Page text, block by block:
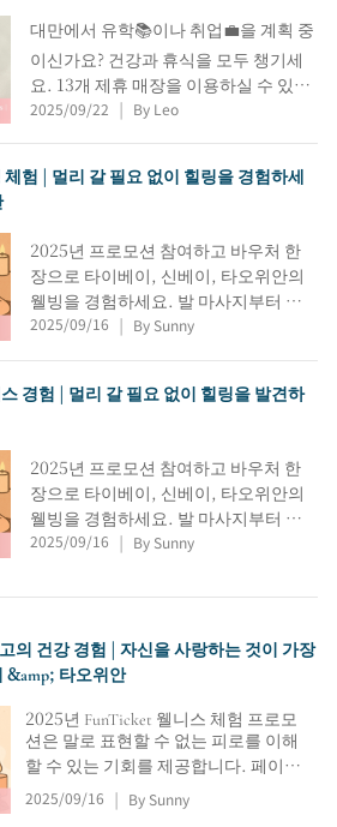
대만에서 유학📚이나 취업💼을 계획 중
이신가요? 건강과 휴식을 모두 챙기세
요. 13개 제휴 매장을 이용하실 수 있습
니다. 바우처 하나당 NT$1,000 할인 혜
2025/09/22 By Leo
험 | 멀리 갈 필요 없이 힐링을 경험하세
2025년 프로모션 참여하고 바우처 한
장으로 타이베이, 신베이, 타오위안의
웰빙을 경험하세요. 발 마사지부터 페
이셜 트리트먼트까지, 다양한 힐링 옵
우처 수령 후 바로 힐링 여정을 시작할
2025/09/16 By Sunny
경험 | 멀리 갈 필요 없이 힐링을 발견하
2025년 프로모션 참여하고 바우처 한
장으로 타이베이, 신베이, 타오위안의
웰빙을 경험하세요. 발 마사지부터 페
이셜 트리트먼트까지, 다양한 힐링 옵
하이라이트와 추천 매장을 소개해, 바
수 있도록 도와드립니다.
2025/09/16 By Sunny
의 건강 경험 | 자신을 사랑하는 것이 가장
&amp; 타오위안
2025년 FunTicket 웰니스 체험 프로모
션은 말로 표현할 수 없는 피로를 이해
할 수 있는 기회를 제공합니다. 페이셜
케어와 두피 트리트먼트부터 에센셜
오일 스파와 운동 후 회복까지, 타이베
2025/09/16 By Sunny